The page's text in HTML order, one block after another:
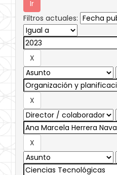
Filtros actuales: